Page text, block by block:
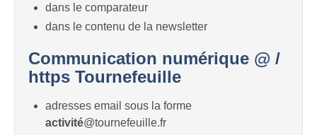
dans le comparateur
dans le contenu de la newsletter
Communication numérique @ /
https Tournefeuille
adresses email sous la forme
activité@tournefeuille.fr